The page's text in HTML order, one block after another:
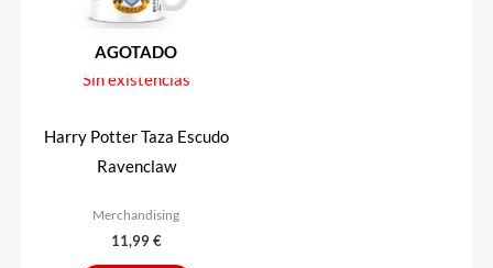
AGOTADO
Sin existencias
Harry Potter Taza Escudo
Ravenclaw
Merchandising
11,99€